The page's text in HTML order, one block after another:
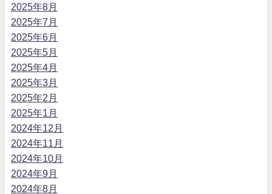
2025年8月
2025年7月
2025年6月
2025年5月
2025年4月
2025年3月
2025年2月
2025年1月
2024年12月
2024年11月
2024年10月
2024年9月
2024年8月